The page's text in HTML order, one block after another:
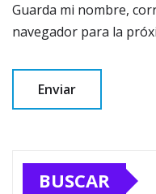
Guarda mi nombre,
navegador para la
BUSCAR